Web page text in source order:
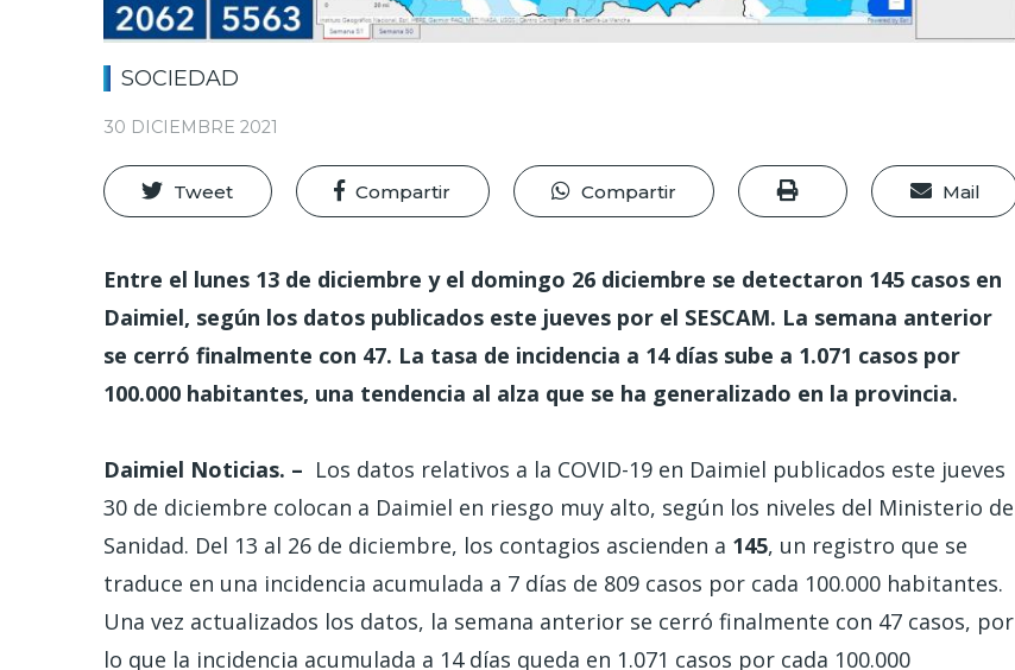
SOCIEDAD
30 DICIEMBRE 2021
Tweet Compartir Compartir Mail
Entre el lunes 13 de diciembre y el domingo 26 diciembre se detectaron 145 casos en
Daimiel, según los datos publicados este jueves por el SESCAM. La semana anterior
se cerró finalmente con 47. La tasa de incidencia a 14 días sube a 1.071 casos por
100.000 habitantes, una tendencia al alza que se ha generalizado en la provincia.
Daimiel Noticias. – Los datos relativos a la COVID-19 en Daimiel publicados este jueves
30 de diciembre colocan a Daimiel en riesgo muy alto, según los niveles del Ministerio de
Sanidad. Del 13 al 26 de diciembre, los contagios ascienden a 145, un registro que se
traduce en una incidencia acumulada a 7 días de 809 casos por cada 100.000 habitantes.
Una vez actualizados los datos, la semana anterior se cerró finalmente con 47 casos, por
lo que la incidencia acumulada a 14 días queda en 1.071 casos por cada 100.000